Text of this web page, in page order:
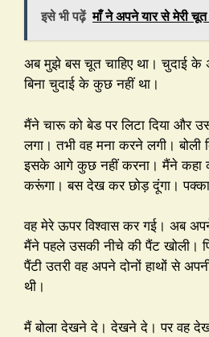
इसे भी पढ़ें माँ ने अपने यार से मेरी
अब मुझे बस चूत चाहिए था। चुदाई के
बिना चुदाई के कुछ नहीं था।
मैंने चारू को बेड पर लिटा दिया
लगा। तभी वह मना करने लगी। बोली
इसके आगे कुछ नहीं करना। मैंने कहा
करूंगा। बस देख कर छोड़ दूंगा।
वह मेरे ऊपर विश्वास कर गई। अब
मैंने पहले उसकी नीचे की पैंट खोली।
पैंटी उतरी वह अपने दोनों हाथों से
थी।
मैं बोला देखने दे। देखने दे। पर वह